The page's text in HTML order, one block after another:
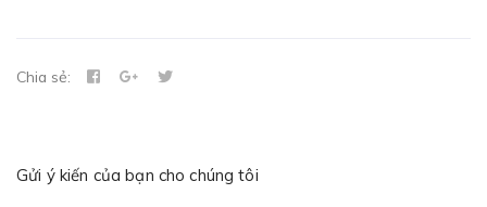
Chia sẻ:
Gửi ý kiến của bạn cho chúng tôi